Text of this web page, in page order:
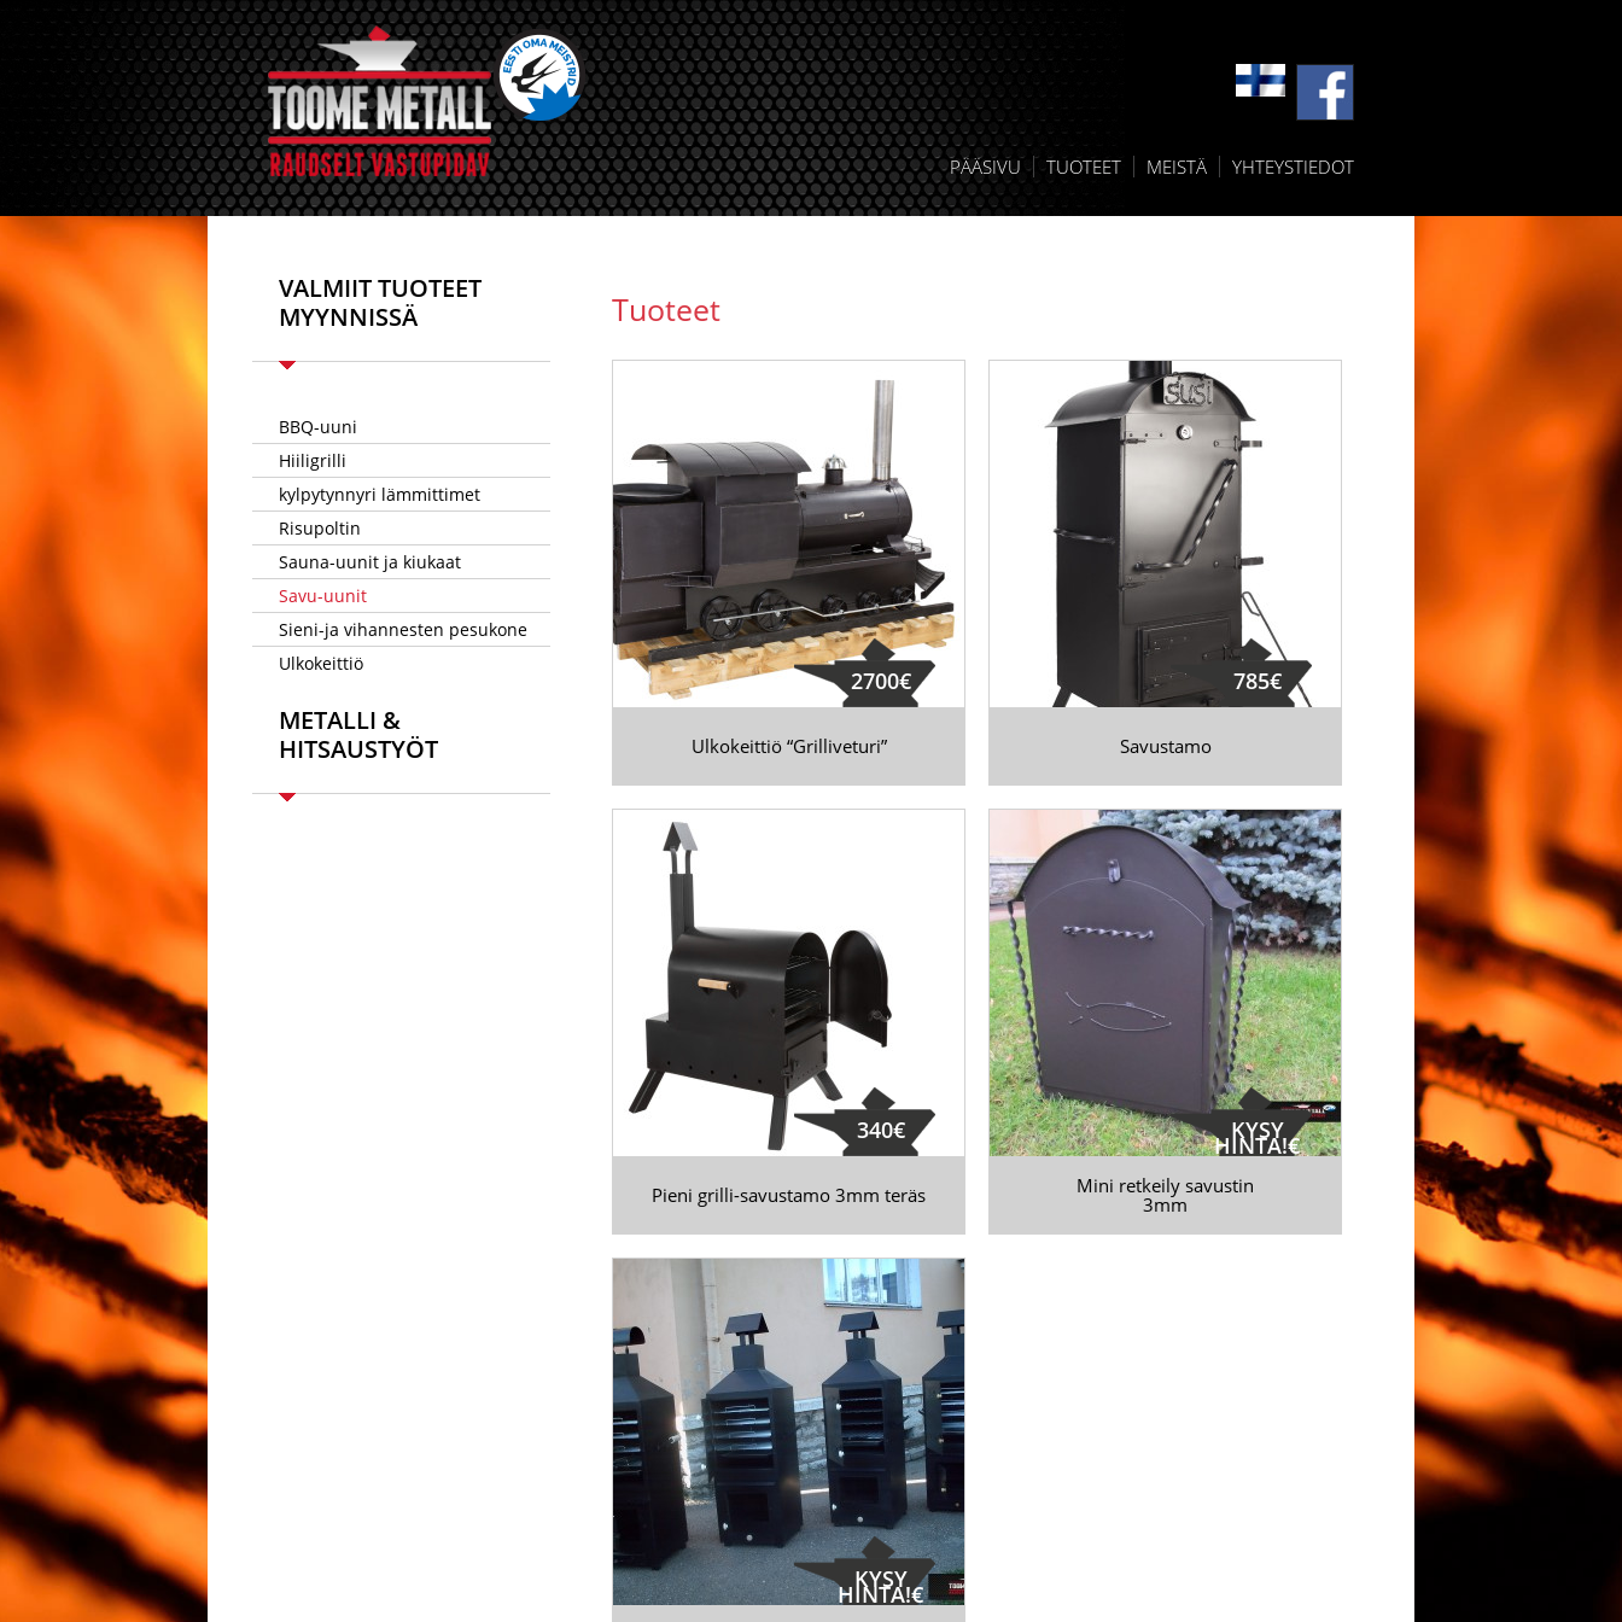
PÄÄSIVU TUOTEET MEISTÄ YHTEYSTIEDOT
VALMIIT TUOTEET
MYYNNISSÄ
BBQ-uuni
Hiiligrilli
kylpytynnyri lämmittimet
Risupoltin
Sauna-uunit ja kiukaat
Savu-uunit
Sieni-ja vihannesten pesukone
Ulkokeittiö
METALLI &
HITSAUSTYÖT
Tuoteet
2700€
Ulkokeittiö “Grilliveturi”
785€
Savustamo
340€
Pieni grilli-savustamo 3mm teräs
KYSY
HINTA!€
Mini retkeily savustin
3mm
KYSY
HINTA!€